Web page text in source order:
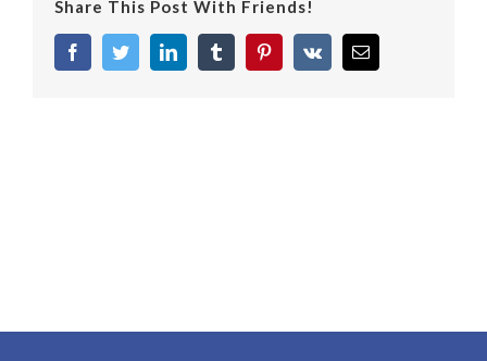
Share This Post With Friends!
facebooktwitter linkedin tumblr pinterestvk Email